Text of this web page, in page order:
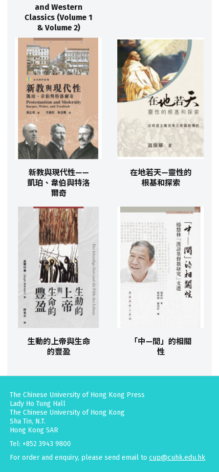
and Western
Classics (Volume 1
& Volume 2)
新教與現代性——
凱珀、韋伯與特洛
爾奇
在地若天—靈性的
根基和探索
生動的上帝與生命
的豐盈
「中—間」的相關
性
The Chinese University of Hong Kong Press
Lady Ho Tung Hall
The Chinese University of Hong Kong
Sha Tin, N.T.
Hong Kong SAR
Tel: +852 3943 9800
For order and enquiry, please send email to cup@cuhk.edu.hk